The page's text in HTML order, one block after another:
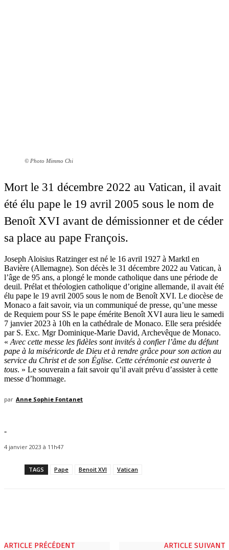
© Photo Mimmo Chi
Mort le 31 décembre 2022 au Vatican, il avait
été élu pape le 19 avril 2005 sous le nom de
Benoît XVI avant de démissionner et de céder
sa place au pape François.
Joseph Aloisius Ratzinger est né le 16 avril 1927 à Marktl en
Bavière (Allemagne). Son décès le 31 décembre 2022 au Vatican, à
l’âge de 95 ans, a plongé le monde catholique dans une période de
deuil. Prélat et théologien catholique d’origine allemande, il avait été
élu pape le 19 avril 2005 sous le nom de Benoît XVI. Le diocèse de
Monaco a fait savoir, via un communiqué de presse, qu’une messe
de Requiem pour SS le pape émérite Benoît XVI aura lieu le samedi
7 janvier 2023 à 10h en la cathédrale de Monaco. Elle sera présidée
par S. Exc. Mgr Dominique-Marie David, Archevêque de Monaco.
« Avec cette messe les fidèles sont invités à confier l’âme du défunt
pape à la miséricorde de Dieu et à rendre grâce pour son action au
service du Christ et de son Église. Cette cérémonie est ouverte à
tous. » Le souverain a fait savoir qu’il avait prévu d’assister à cette
messe d’hommage.
par Anne Sophie Fontanet
-
4 janvier 2023 à 11h47
TAGS Pape Benoit XVI Vatican
ARTICLE PRÉCÉDENT ARTICLE SUIVANT